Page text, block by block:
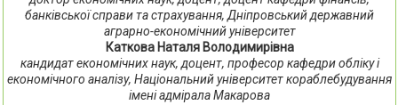
банківської справи та страхування, Дніпровський державний
аграрно-економічний університет
Каткова Наталя Володимирівна
кандидат економічних наук, доцент, професор кафедри обліку і
економічного аналізу, Національний університет кораблебудування
імені адмірала Макарова